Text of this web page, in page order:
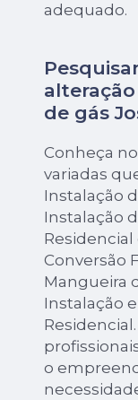
adequado.
de gás
Conheça
variadas
Instalação
Instalação
Residencial
Conversão
Mangueira
Instalação
o